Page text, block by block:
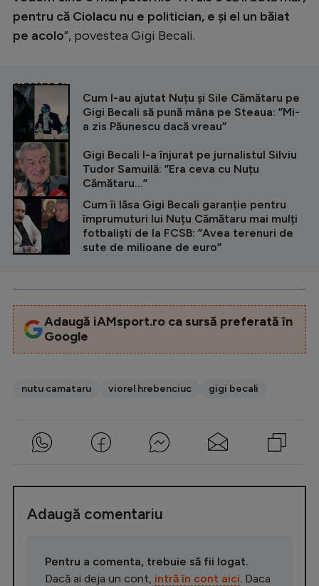
pentru că Ciolacu nu e politician, e și el un băiat
pe acolo”, povestea Gigi Becali.
CITEȘTE ȘI
Cum l-au ajutat Nuțu și Sile Cămătaru pe
Gigi Becali să pună mâna pe Steaua: ”Mi-
a zis Păunescu dacă vreau”
Gigi Becali l-a înjurat pe jurnalistul Silviu
Tudor Samuilă: ”Era ceva cu Nuțu
Cămătaru...”
Cum îi lăsa Gigi Becali garanție pentru
împrumuturi lui Nuțu Cămătaru mai mulți
fotbaliști de la FCSB: ”Avea terenuri de
sute de milioane de euro”
Adaugă iAMsport.ro ca sursă preferată în
Google
nutu camataru viorel hrebenciuc gigi becali
Adaugă comentariu
Pentru a comenta, trebuie să fii logat.
Dacă ai deja un cont, intră în cont aici . Daca